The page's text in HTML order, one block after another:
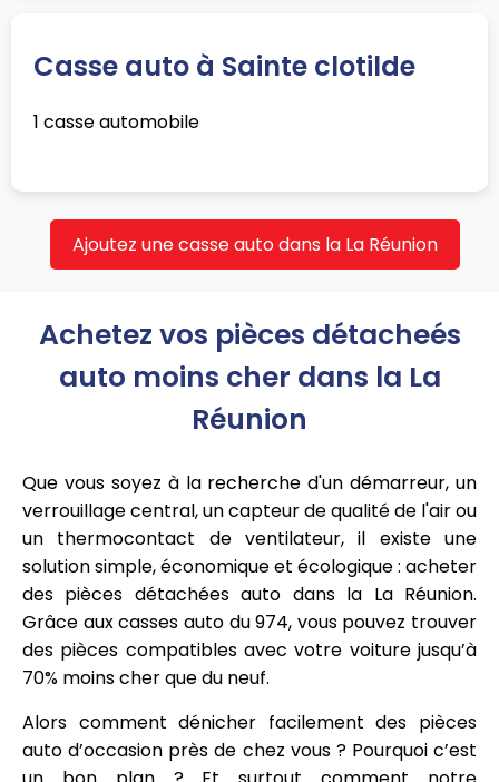
Casse auto à Sainte clotilde
1 casse automobile
Ajoutez une casse auto dans la La Réunion
Achetez vos pièces détacheés
auto moins cher dans la La
Réunion
Que vous soyez à la recherche d'un démarreur, un
verrouillage central, un capteur de qualité de l'air ou
un thermocontact de ventilateur, il existe une
solution simple, économique et écologique : acheter
des pièces détachées auto dans la La Réunion.
Grâce aux casses auto du 974, vous pouvez trouver
des pièces compatibles avec votre voiture jusqu’à
70% moins cher que du neuf.
Alors comment dénicher facilement des pièces
auto d’occasion près de chez vous ? Pourquoi c’est